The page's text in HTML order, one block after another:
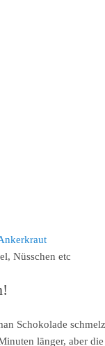
Nüsschen etc
Schokolade
länger, aber